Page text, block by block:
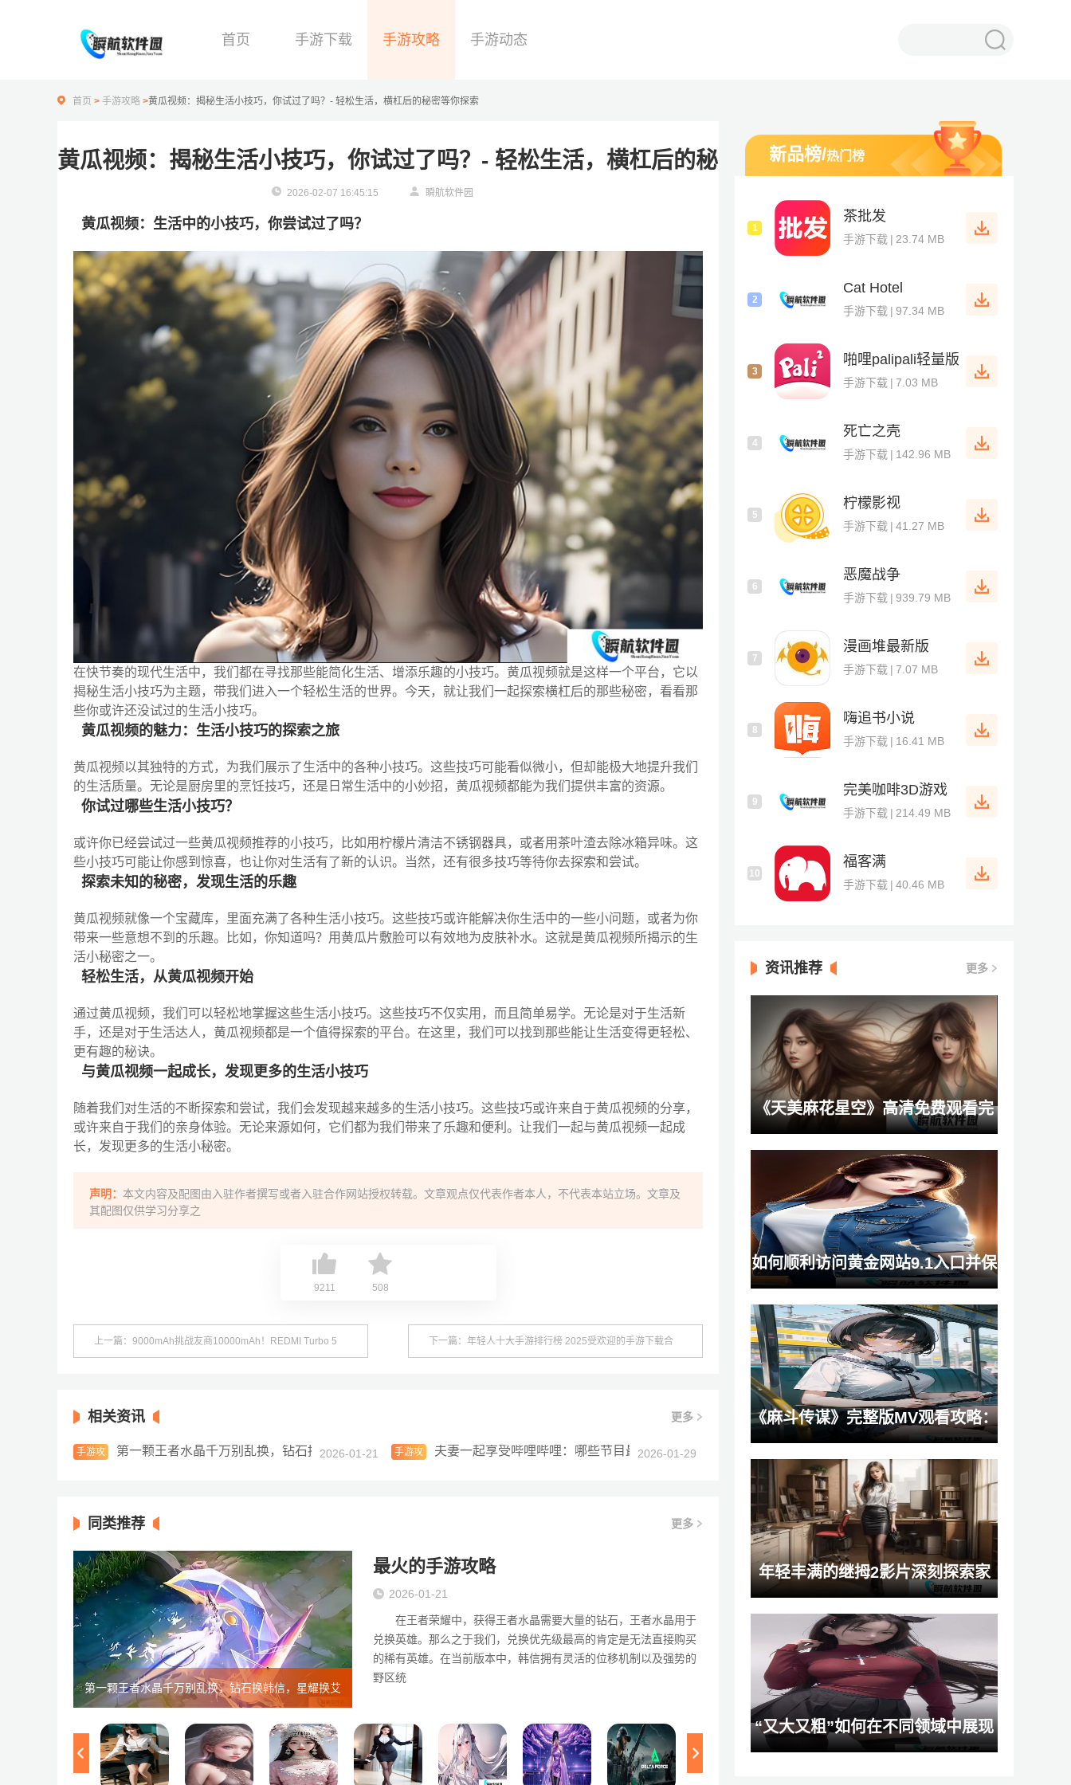
首页 手游下载 手游攻略 手游动态
首页 > 手游攻略 >黄瓜视频：揭秘生活小技巧，你试过了吗？- 轻松生活，横杠后的秘密等你探索
黄瓜视频：揭秘生活小技巧，你试过了吗？- 轻松生活，横杠后的秘密等你探索
2026-02-07 16:45:15 瞬航软件园
黄瓜视频：生活中的小技巧，你尝试过了吗？
在快节奏的现代生活中，我们都在寻找那些能简化生活、增添乐趣的小技巧。黄瓜视频就是这样一个平台，它以
揭秘生活小技巧为主题，带我们进入一个轻松生活的世界。今天，就让我们一起探索横杠后的那些秘密，看看那
些你或许还没试过的生活小技巧。
黄瓜视频的魅力：生活小技巧的探索之旅
黄瓜视频以其独特的方式，为我们展示了生活中的各种小技巧。这些技巧可能看似微小，但却能极大地提升我们
的生活质量。无论是厨房里的烹饪技巧，还是日常生活中的小妙招，黄瓜视频都能为我们提供丰富的资源。
你试过哪些生活小技巧？
或许你已经尝试过一些黄瓜视频推荐的小技巧，比如用柠檬片清洁不锈钢器具，或者用茶叶渣去除冰箱异味。这
些小技巧可能让你感到惊喜，也让你对生活有了新的认识。当然，还有很多技巧等待你去探索和尝试。
探索未知的秘密，发现生活的乐趣
黄瓜视频就像一个宝藏库，里面充满了各种生活小技巧。这些技巧或许能解决你生活中的一些小问题，或者为你
带来一些意想不到的乐趣。比如，你知道吗？用黄瓜片敷脸可以有效地为皮肤补水。这就是黄瓜视频所揭示的生
活小秘密之一。
轻松生活，从黄瓜视频开始
通过黄瓜视频，我们可以轻松地掌握这些生活小技巧。这些技巧不仅实用，而且简单易学。无论是对于生活新
手，还是对于生活达人，黄瓜视频都是一个值得探索的平台。在这里，我们可以找到那些能让生活变得更轻松、
更有趣的秘诀。
与黄瓜视频一起成长，发现更多的生活小技巧
随着我们对生活的不断探索和尝试，我们会发现越来越多的生活小技巧。这些技巧或许来自于黄瓜视频的分享，
或许来自于我们的亲身体验。无论来源如何，它们都为我们带来了乐趣和便利。让我们一起与黄瓜视频一起成
长，发现更多的生活小秘密。
声明： 本文内容及配图由入驻作者撰写或者入驻合作网站授权转载。文章观点仅代表作者本人，不代表本站立场。文章及
其配图仅供学习分享之
9211 508
上一篇：9000mAh挑战友商10000mAh！REDMI Turbo 5 下一篇：年轻人十大手游排行榜 2025受欢迎的手游下载合
相关资讯 更多
手游攻
第一颗王者水晶千万别乱换，钻石换韩信，星耀换艾琳，王者却换TA
2026-01-21
手游攻
夫妻一起享受哔哩哔哩：哪些节目最适合我们？
2026-01-29
同类推荐 更多
第一颗王者水晶千万别乱换，钻石换韩信，星耀换艾
琳，王者却换TA
最火的手游攻略
2026-01-21
在王者荣耀中，获得王者水晶需要大量的钻石，王者水晶用于
兑换英雄。那么之于我们，兑换优先级最高的肯定是无法直接购买
的稀有英雄。在当前版本中，韩信拥有灵活的位移机制以及强势的
野区统
新品榜/热门榜
1
茶批发
手游下载 | 23.74 MB
2
Cat Hotel
手游下载 | 97.34 MB
3
啪哩palipali轻量版
手游下载 | 7.03 MB
4
死亡之壳
手游下载 | 142.96 MB
5
柠檬影视
手游下载 | 41.27 MB
6
恶魔战争
手游下载 | 939.79 MB
7
漫画堆最新版
手游下载 | 7.07 MB
8
嗨追书小说
手游下载 | 16.41 MB
9
完美咖啡3D游戏
手游下载 | 214.49 MB
10
福客满
手游下载 | 40.46 MB
资讯推荐 更多
《天美麻花星空》高清免费观看完
整版能为你带来哪些观影体验？
如何顺利访问黄金网站9.1入口并保
障信息安全？
《麻斗传谋》完整版MV观看攻略：
如何在网上免费观看这部精彩影片
年轻丰满的继拇2影片深刻探索家
庭情感与成长故事：一场关于爱与
冲突的视觉盛宴
“又大又粗”如何在不同领域中展现